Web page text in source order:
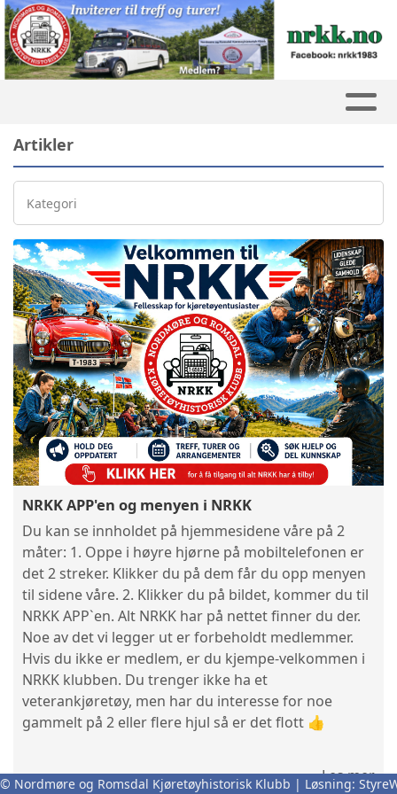
Artikler
Kategori
NRKK APP'en og menyen i NRKK
Du kan se innholdet på hjemmesidene våre på 2
måter: 1. Oppe i høyre hjørne på mobiltelefonen er
det 2 streker. Klikker du på dem får du opp menyen
til sidene våre. 2. Klikker du på bildet, kommer du til
NRKK APP`en. Alt NRKK har på nettet finner du der.
Noe av det vi legger ut er forbeholdt medlemmer.
Hvis du ikke er medlem, er du kjempe-velkommen i
NRKK klubben. Du trenger ikke ha et
veterankjøretøy, men har du interesse for noe
gammelt på 2 eller flere hjul så er det flott 👍
Les mer
© Nordmøre og Romsdal Kjøretøyhistorisk Klubb | Løsning: